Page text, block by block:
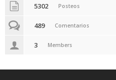
5302 Posteos
489 Comentarios
3 Members